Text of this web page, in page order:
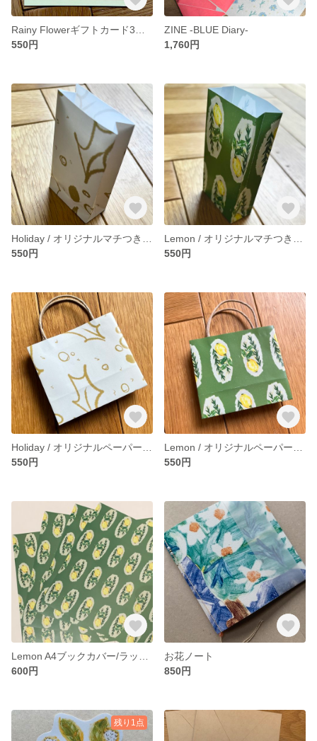
550円
ZINE -BLUE Diary-
1,760円
550円
550円
550円
550円
600円
お花ノート
850円
残り1点